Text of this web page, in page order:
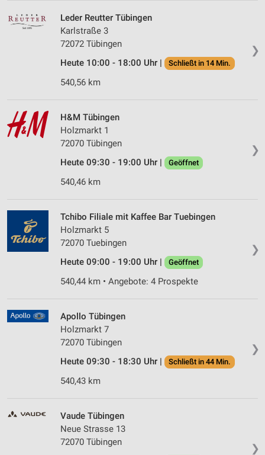
❯
Leder Reutter Tübingen
Karlstraße 3
72072 Tübingen
Heute 10:00 - 18:00 Uhr |
Schließt in 14 Min.
540,56 km
❯
H&M Tübingen
Holzmarkt 1
72070 Tübingen
Heute 09:30 - 19:00 Uhr |
Geöffnet
540,46 km
❯
Tchibo Filiale mit Kaffee Bar Tuebingen
Holzmarkt 5
72070 Tuebingen
Heute 09:00 - 19:00 Uhr |
Geöffnet
540,44 km • Angebote: 4 Prospekte
❯
Apollo Tübingen
Holzmarkt 7
72070 Tübingen
Heute 09:30 - 18:30 Uhr |
Schließt in 44 Min.
540,43 km
❯
Vaude Tübingen
Neue Strasse 13
72070 Tübingen